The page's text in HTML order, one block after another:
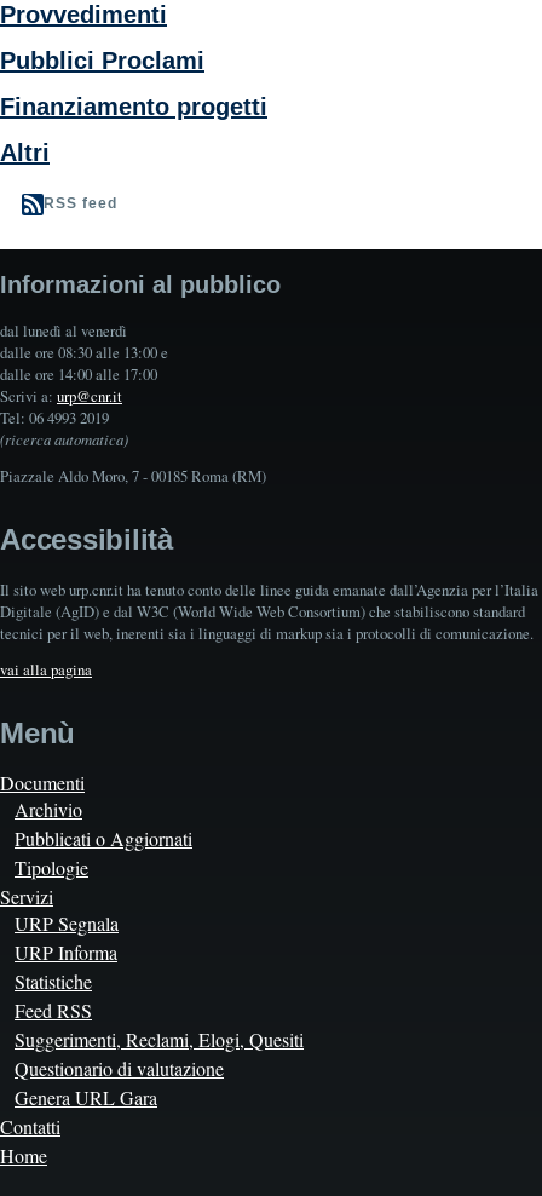
Provvedimenti
Pubblici Proclami
Finanziamento progetti
Altri
RSS feed
Informazioni al pubblico
dal lunedì al venerdì
dalle ore 08:30 alle 13:00 e
dalle ore 14:00 alle 17:00
Scrivi a: urp@cnr.it
Tel: 06 4993 2019
(ricerca automatica)
Piazzale Aldo Moro, 7 - 00185 Roma (RM)
Accessibilità
Il sito web urp.cnr.it ha tenuto conto delle linee guida emanate dall’Agenzia per l’Italia
Digitale (AgID) e dal W3C (World Wide Web Consortium) che stabiliscono standard
tecnici per il web, inerenti sia i linguaggi di markup sia i protocolli di comunicazione.
vai alla pagina
Menù
Documenti
Archivio
Pubblicati o Aggiornati
Tipologie
Servizi
URP Segnala
URP Informa
Statistiche
Feed RSS
Suggerimenti, Reclami, Elogi, Quesiti
Questionario di valutazione
Genera URL Gara
Contatti
Home